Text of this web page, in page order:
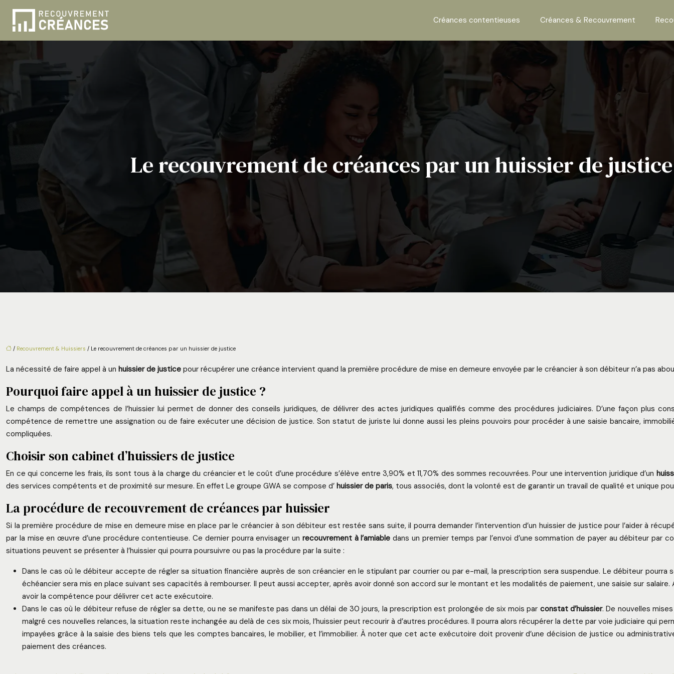
Créances contentieuses Créances & Recouvrement
Le recouvrement de créances par un huissier de justice
/ Recouvrement & Huissiers / Le recouvrement de créances par un huissier de justice
La nécessité de faire appel à un huissier de justice pour récupérer une créance intervient quand la première procédure de mise en demeure envoyée par le créancier à son débiteur n’a pas
Pourquoi faire appel à un huissier de justice ?
Le champs de compétences de l’huissier lui permet de donner des conseils juridiques, de délivrer des actes juridiques qualifiés comme des procédures judiciaires. D’une façon plus
compétence de remettre une assignation ou de faire exécuter une décision de justice. Son statut de juriste lui donne aussi les pleins pouvoirs pour procéder à une saisie bancaire,
compliquées.
Choisir son cabinet d’huissiers de justice
En ce qui concerne les frais, ils sont tous à la charge du créancier et le coût d’une procédure s’élève entre 3,90% et 11,70% des sommes recouvrées. Pour une intervention juridique d’un
des services compétents et de proximité sur mesure. En effet Le groupe GWA se compose d’ huissier de paris, tous associés, dont la volonté est de garantir un travail de qualité et unique
La procédure de recouvrement de créances par huissier
Si la première procédure de mise en demeure mise en place par le créancier à son débiteur est restée sans suite, il pourra demander l’intervention d’un huissier de justice pour l’aider à
par la mise en œuvre d’une procédure contentieuse. Ce dernier pourra envisager un recouvrement à l’amiable dans un premier temps par l’envoi d’une sommation de payer au débiteur par
situations peuvent se présenter à l’huissier qui pourra poursuivre ou pas la procédure par la suite :
Dans le cas où le débiteur accepte de régler sa situation financière auprès de son créancier en le stipulant par courrier ou par e-mail, la prescription sera suspendue. Le débiteur pourra
échéancier sera mis en place suivant ses capacités à rembourser. Il peut aussi accepter, après avoir donné son accord sur le montant et les modalités de paiement, une saisie sur salaire.
avoir la compétence pour délivrer cet acte exécutoire.
Dans le cas où le débiteur refuse de régler sa dette, ou ne se manifeste pas dans un délai de 30 jours, la prescription est prolongée de six mois par constat d’huissier. De nouvelles
malgré ces nouvelles relances, la situation reste inchangée au delà de ces six mois, l’huissier peut recourir à d’autres procédures. Il pourra alors récupérer la dette par voie judiciaire qui
impayées grâce à la saisie des biens tels que les comptes bancaires, le mobilier, et l’immobilier. À noter que cet acte exécutoire doit provenir d’une décision de justice ou
paiement des créances.